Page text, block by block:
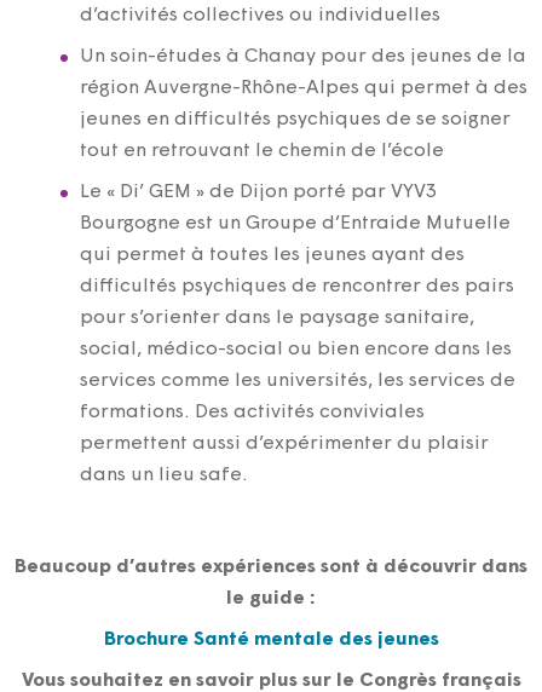
d’activités collectives ou individuelles
Un soin-études à Chanay pour des jeunes de la
région Auvergne-Rhône-Alpes qui permet à des
jeunes en difficultés psychiques de se soigner
tout en retrouvant le chemin de l’école
Le « Di’ GEM » de Dijon porté par VYV3
Bourgogne est un Groupe d’Entraide Mutuelle
qui permet à toutes les jeunes ayant des
difficultés psychiques de rencontrer des pairs
pour s’orienter dans le paysage sanitaire,
social, médico-social ou bien encore dans les
services comme les universités, les services de
formations. Des activités conviviales
permettent aussi d’expérimenter du plaisir
dans un lieu safe.
Beaucoup d’autres expériences sont à découvrir dans
le guide :
Brochure Santé mentale des jeunes
Vous souhaitez en savoir plus sur le Congrès français